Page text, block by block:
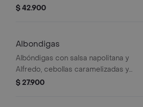
champiñones, panceta y tomates
$ 42.900
Albondigas
Albóndigas con salsa napolitana y
Alfredo, cebollas caramelizadas y
queso parmesano. Acompañado con
$ 27.900